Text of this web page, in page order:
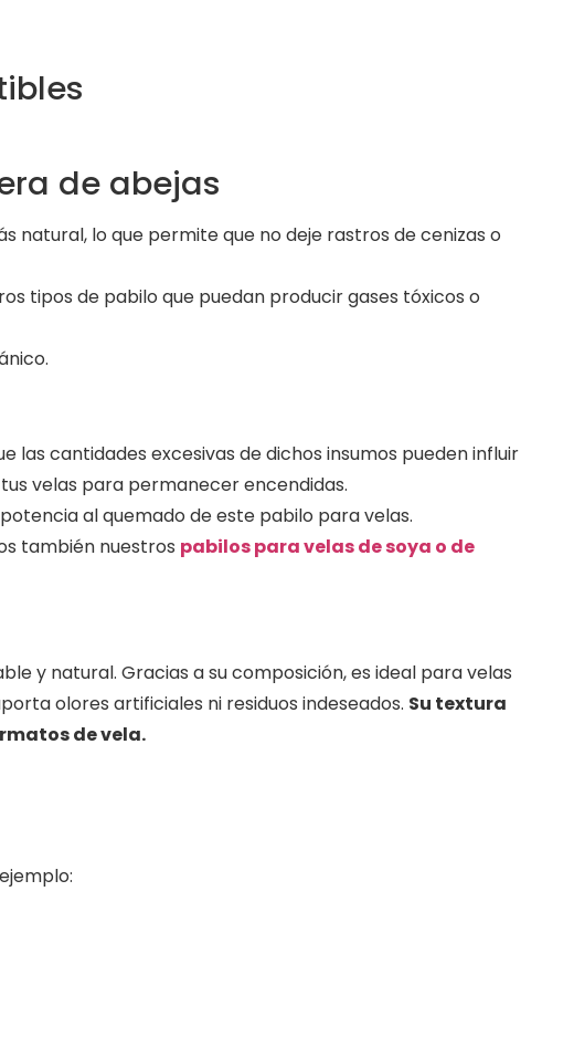
de abejas
lo que permite que no deje rastros de cenizas o
tipos de pabilo que puedan producir gases tóxicos o
las cantidades excesivas de dichos insumos pueden influir
velas para permanecer encendidas.
al quemado de este pabilo para velas.
también nuestros pabilos para velas de soya o de
y natural. Gracias a su composición, es ideal para velas
olores artificiales ni residuos indeseados. Su textura
de vela.